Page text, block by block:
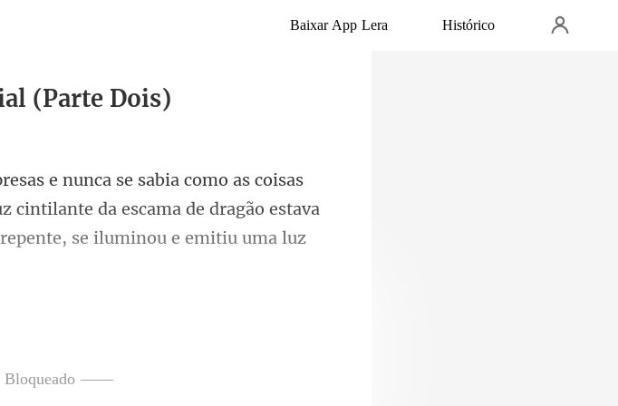
Baixar App Lera Histórico
(Parte Dois)
cintilante da escama de dragão estava
——